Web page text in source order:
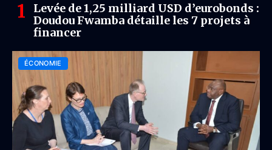
Levée de 1,25 milliard USD d’eurobonds :
Doudou Fwamba détaille les 7 projets à
financer
ÉCONOMIE